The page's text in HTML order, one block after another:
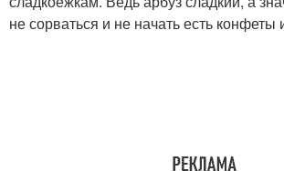
не сорваться и не начать есть